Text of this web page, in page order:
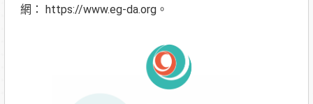
網： https://www.eg-da.org。